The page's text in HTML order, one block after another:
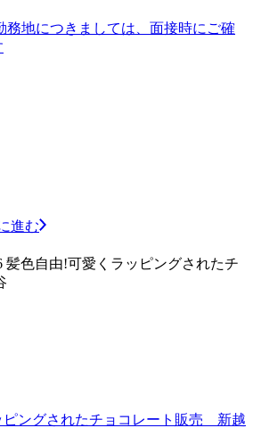
務地につきましては、面接時にご確
進む
髪色自由!可愛くラッピングされたチ
ピングされたチョコレート販売 新越